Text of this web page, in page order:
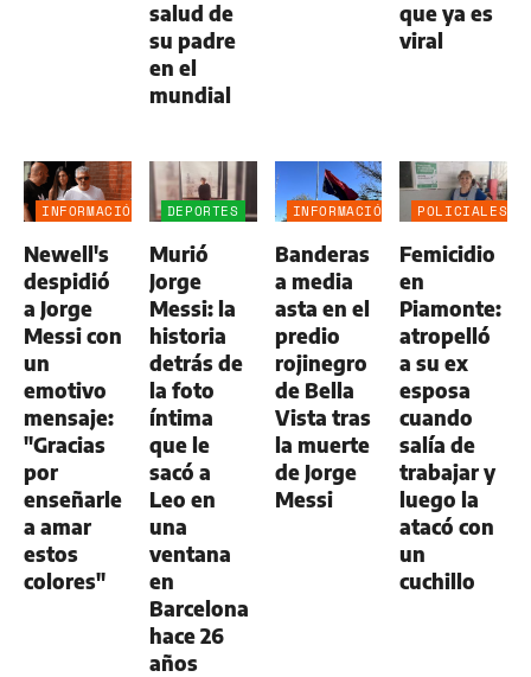
salud de
su padre
en el
mundial
que ya es
viral
INFORMACIÓN
Newell's
despidió
a Jorge
Messi con
un
emotivo
mensaje:
"Gracias
por
enseñarle
a amar
estos
colores"
DEPORTES
Murió
Jorge
Messi: la
historia
detrás de
la foto
íntima
que le
sacó a
Leo en
una
ventana
en
Barcelona
hace 26
años
INFORMACIÓN
Banderas
a media
asta en el
predio
rojinegro
de Bella
Vista tras
la muerte
de Jorge
Messi
POLICIALES
Femicidio
en
Piamonte:
atropelló
a su ex
esposa
cuando
salía de
trabajar y
luego la
atacó con
un
cuchillo